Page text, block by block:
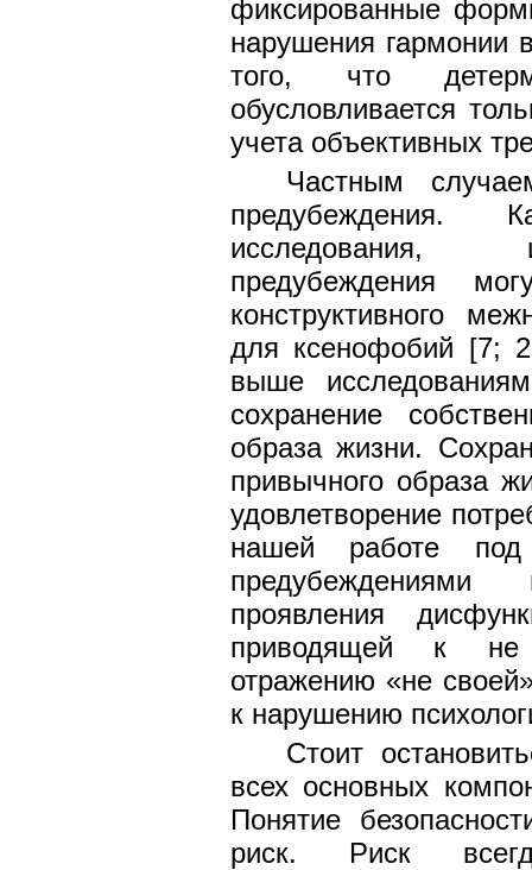
фиксированные
нарушения гармонии
того, что
обусловливается
учета объективных
Частным
предубеждения.
исследования,
предубеждения
конструктивного
для ксенофобий [7;
выше
сохранение
образа жизни.
привычного образа
удовлетворение
нашей работе под
проявления
приводящей к не
отражению «не
к нарушению
Стоит
всех основных
Понятие
риск. Риск